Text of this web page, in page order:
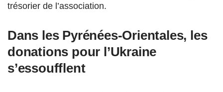
trésorier de l’association.
Dans les Pyrénées-Orientales, les
donations pour l’Ukraine
s’essoufflent